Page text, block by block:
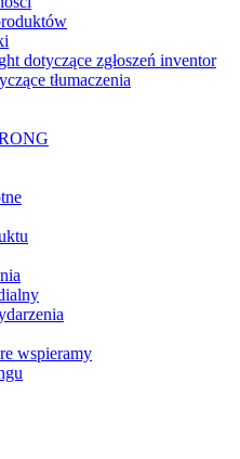
dotyczące zgłoszeń inventor
tłumaczenia
wspieramy